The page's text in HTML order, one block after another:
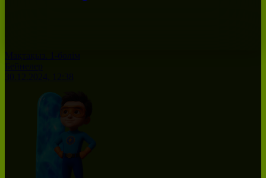
Мақтақыз. 1-бөлім
Бейнелер
30.12.2024, 12:38